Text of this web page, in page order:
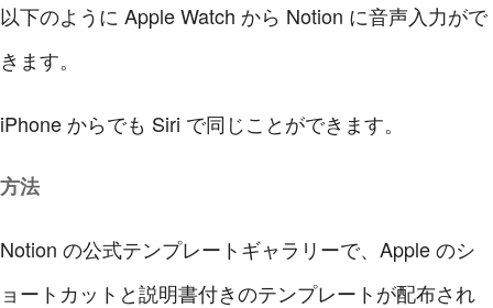
以下のように Apple Watch から Notion に音声入力がで
きます。
iPhone からでも Siri で同じことができます。
方法
Notion の公式テンプレートギャラリーで、Apple のシ
ョートカットと説明書付きのテンプレートが配布され